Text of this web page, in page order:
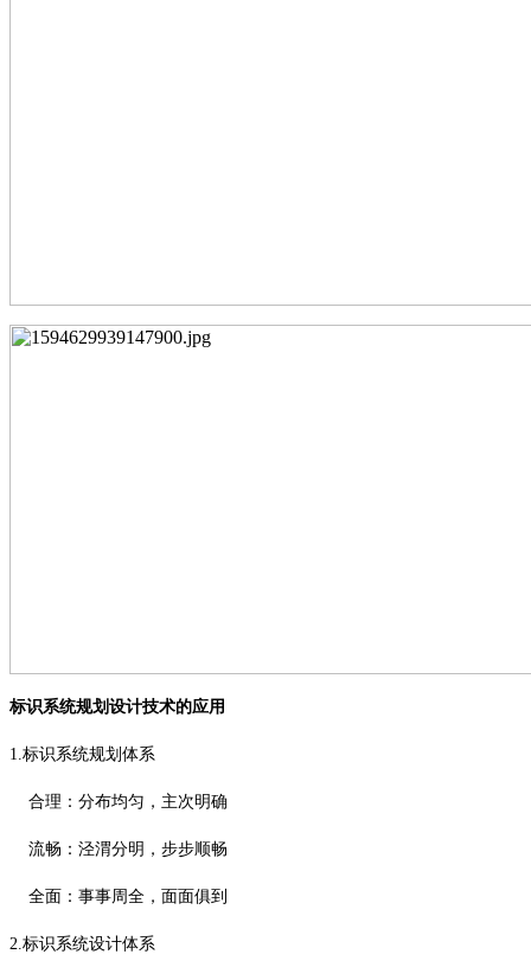
标识系统规划设计技术的应用
1. 标识系统规划体系
合理：分布均匀，主次明确
流畅：泾渭分明，步步顺畅
全面：事事周全，面面俱到
2. 标识系统设计体系